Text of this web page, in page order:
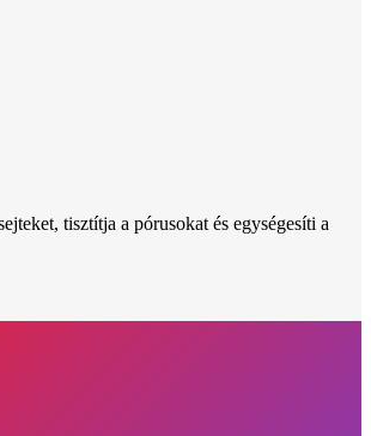
tisztítja a pórusokat és egységesíti a